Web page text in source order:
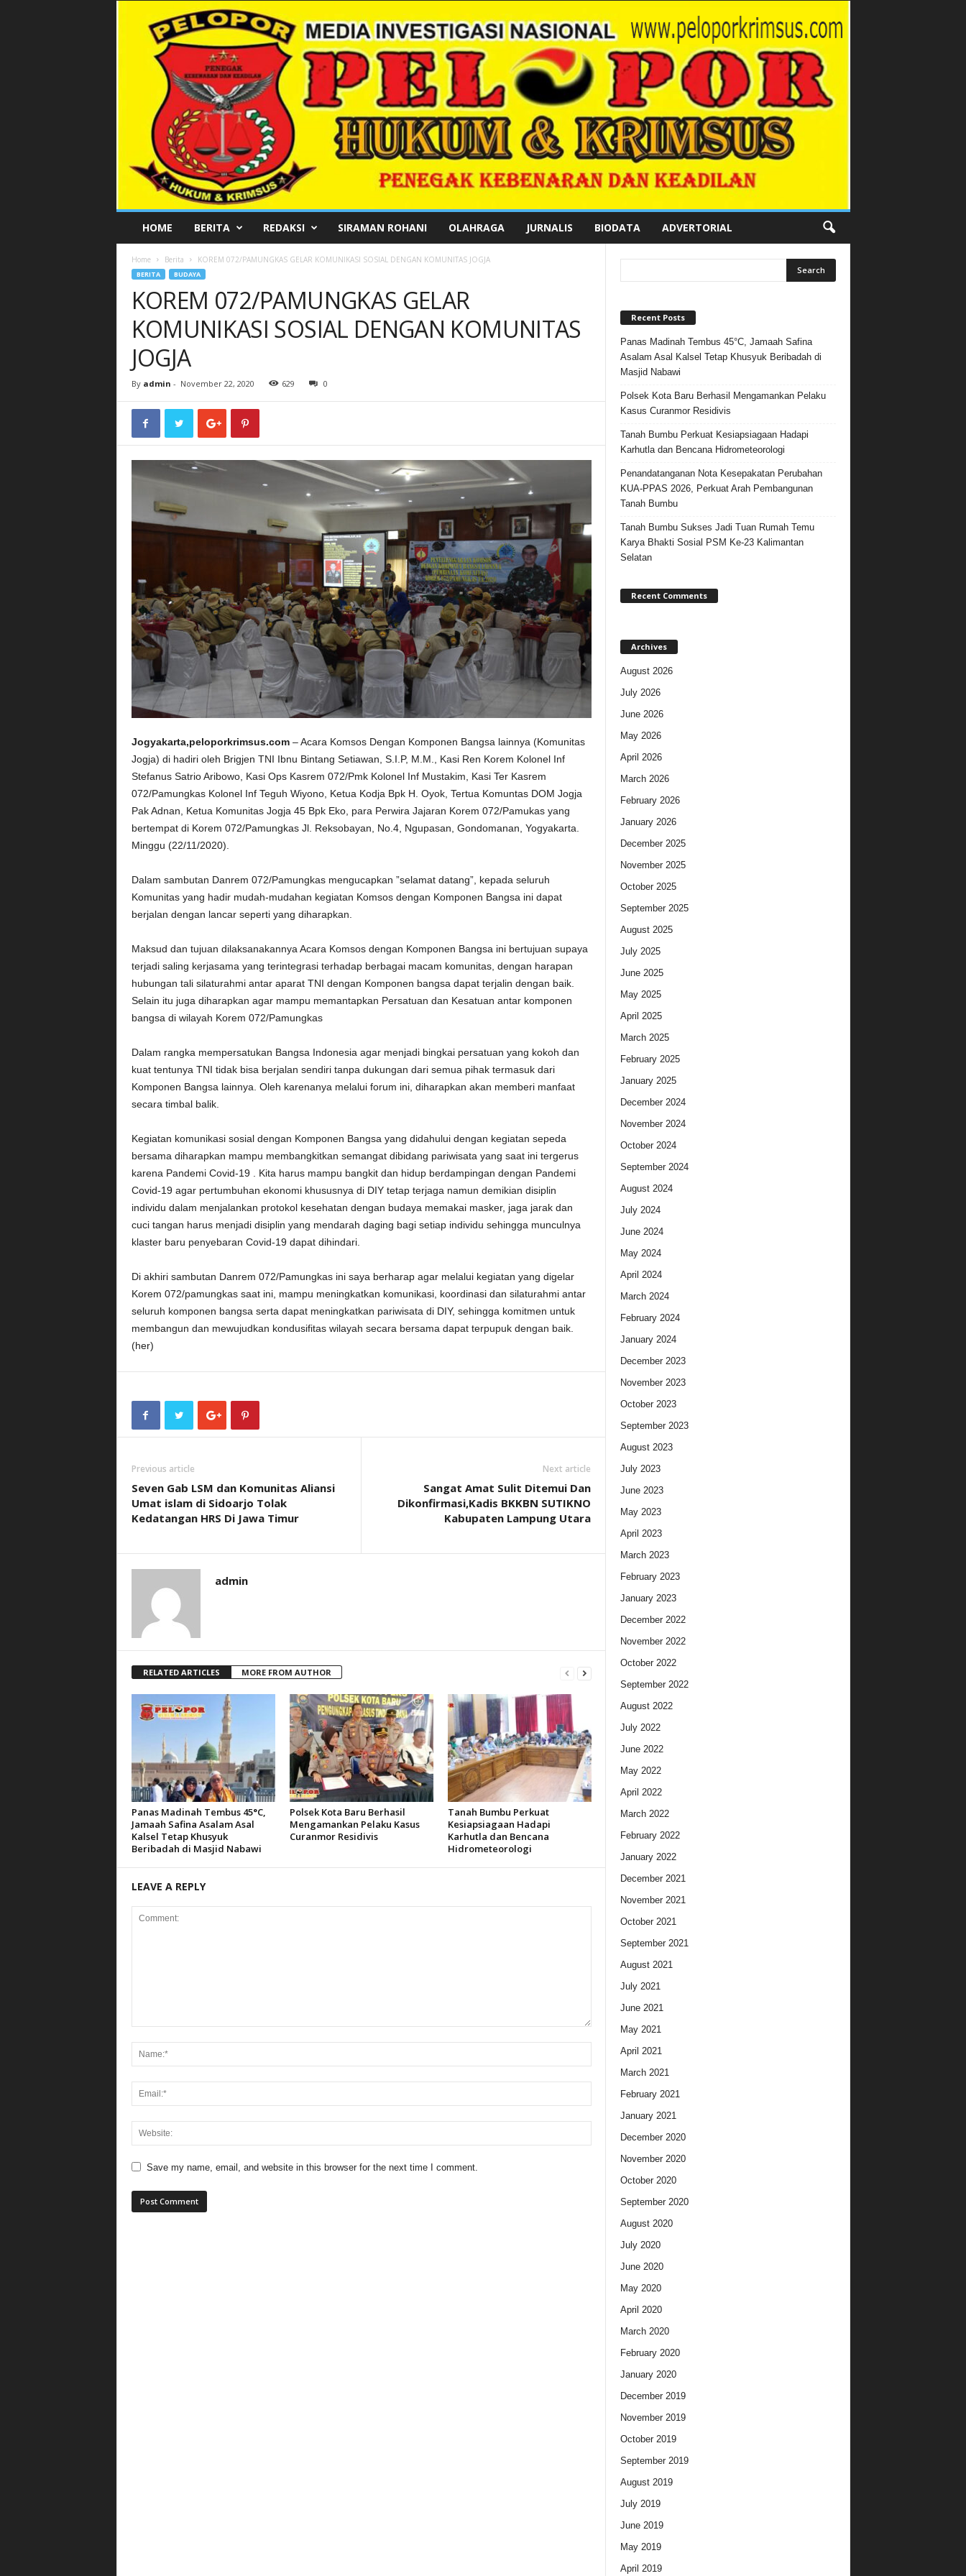
L
HOME BERITA REDAKSI SIRAMAN ROHANI OLAHRAGA JURNALIS BIODATA ADVERTORIAL
Home Berita KOREM 072/PAMUNGKAS GELAR KOMUNIKASI SOSIAL DENGAN KOMUNITAS JOGJA
BERITA BUDAYA
KOREM 072/PAMUNGKAS GELAR
KOMUNIKASI SOSIAL DENGAN KOMUNITAS
JOGJA
By admin - November 22, 2020 629 0
Jogyakarta,peloporkrimsus.com– Acara Komsos Dengan Komponen Bangsa lainnya (Komunitas
Jogja) di hadiri oleh Brigjen TNI Ibnu Bintang Setiawan, S.I.P, M.M., Kasi Ren Korem Kolonel Inf
Stefanus Satrio Aribowo, Kasi Ops Kasrem 072/Pmk Kolonel Inf Mustakim, Kasi Ter Kasrem
072/Pamungkas Kolonel Inf Teguh Wiyono, Ketua Kodja Bpk H. Oyok, Tertua Komuntas DOM Jogja
Pak Adnan, Ketua Komunitas Jogja 45 Bpk Eko, para Perwira Jajaran Korem 072/Pamukas yang
bertempat di Korem 072/Pamungkas Jl. Reksobayan, No.4, Ngupasan, Gondomanan, Yogyakarta.
Minggu (22/11/2020).
Dalam sambutan Danrem 072/Pamungkas mengucapkan ”selamat datang”, kepada seluruh
Komunitas yang hadir mudah-mudahan kegiatan Komsos dengan Komponen Bangsa ini dapat
berjalan dengan lancar seperti yang diharapkan.
Maksud dan tujuan dilaksanakannya Acara Komsos dengan Komponen Bangsa ini bertujuan supaya
terjadi saling kerjasama yang terintegrasi terhadap berbagai macam komunitas, dengan harapan
hubungan tali silaturahmi antar aparat TNI dengan Komponen bangsa dapat terjalin dengan baik.
Selain itu juga diharapkan agar mampu memantapkan Persatuan dan Kesatuan antar komponen
bangsa di wilayah Korem 072/Pamungkas
Dalam rangka mempersatukan Bangsa Indonesia agar menjadi bingkai persatuan yang kokoh dan
kuat tentunya TNI tidak bisa berjalan sendiri tanpa dukungan dari semua pihak termasuk dari
Komponen Bangsa lainnya. Oleh karenanya melalui forum ini, diharapkan akan memberi manfaat
secara timbal balik.
Kegiatan komunikasi sosial dengan Komponen Bangsa yang didahului dengan kegiatan sepeda
bersama diharapkan mampu membangkitkan semangat dibidang pariwisata yang saat ini tergerus
karena Pandemi Covid-19 . Kita harus mampu bangkit dan hidup berdampingan dengan Pandemi
Covid-19 agar pertumbuhan ekonomi khususnya di DIY tetap terjaga namun demikian disiplin
individu dalam menjalankan protokol kesehatan dengan budaya memakai masker, jaga jarak dan
cuci tangan harus menjadi disiplin yang mendarah daging bagi setiap individu sehingga munculnya
klaster baru penyebaran Covid-19 dapat dihindari.
Di akhiri sambutan Danrem 072/Pamungkas ini saya berharap agar melalui kegiatan yang digelar
Korem 072/pamungkas saat ini, mampu meningkatkan komunikasi, koordinasi dan silaturahmi antar
seluruh komponen bangsa serta dapat meningkatkan pariwisata di DIY, sehingga komitmen untuk
membangun dan mewujudkan kondusifitas wilayah secara bersama dapat terpupuk dengan baik.
(her)
Previous article
Seven Gab LSM dan Komunitas Aliansi
Umat islam di Sidoarjo Tolak
Kedatangan HRS Di Jawa Timur
Next article
Sangat Amat Sulit Ditemui Dan
Dikonfirmasi,Kadis BKKBN SUTIKNO
Kabupaten Lampung Utara
admin
RELATED ARTICLES MORE FROM AUTHOR
Panas Madinah Tembus 45°C,
Jamaah Safina Asalam Asal
Kalsel Tetap Khusyuk
Beribadah di Masjid Nabawi
Polsek Kota Baru Berhasil
Mengamankan Pelaku Kasus
Curanmor Residivis
Tanah Bumbu Perkuat
Kesiapsiagaan Hadapi
Karhutla dan Bencana
Hidrometeorologi
LEAVE A REPLY
Save my name, email, and website in this browser for the next time I comment.
Recent Posts
Panas Madinah Tembus 45°C, Jamaah Safina
Asalam Asal Kalsel Tetap Khusyuk Beribadah di
Masjid Nabawi
Polsek Kota Baru Berhasil Mengamankan Pelaku
Kasus Curanmor Residivis
Tanah Bumbu Perkuat Kesiapsiagaan Hadapi
Karhutla dan Bencana Hidrometeorologi
Penandatanganan Nota Kesepakatan Perubahan
KUA-PPAS 2026, Perkuat Arah Pembangunan
Tanah Bumbu
Tanah Bumbu Sukses Jadi Tuan Rumah Temu
Karya Bhakti Sosial PSM Ke-23 Kalimantan
Selatan
Recent Comments
Archives
August 2026
July 2026
June 2026
May 2026
April 2026
March 2026
February 2026
January 2026
December 2025
November 2025
October 2025
September 2025
August 2025
July 2025
June 2025
May 2025
April 2025
March 2025
February 2025
January 2025
December 2024
November 2024
October 2024
September 2024
August 2024
July 2024
June 2024
May 2024
April 2024
March 2024
February 2024
January 2024
December 2023
November 2023
October 2023
September 2023
August 2023
July 2023
June 2023
May 2023
April 2023
March 2023
February 2023
January 2023
December 2022
November 2022
October 2022
September 2022
August 2022
July 2022
June 2022
May 2022
April 2022
March 2022
February 2022
January 2022
December 2021
November 2021
October 2021
September 2021
August 2021
July 2021
June 2021
May 2021
April 2021
March 2021
February 2021
January 2021
December 2020
November 2020
October 2020
September 2020
August 2020
July 2020
June 2020
May 2020
April 2020
March 2020
February 2020
January 2020
December 2019
November 2019
October 2019
September 2019
August 2019
July 2019
June 2019
May 2019
April 2019